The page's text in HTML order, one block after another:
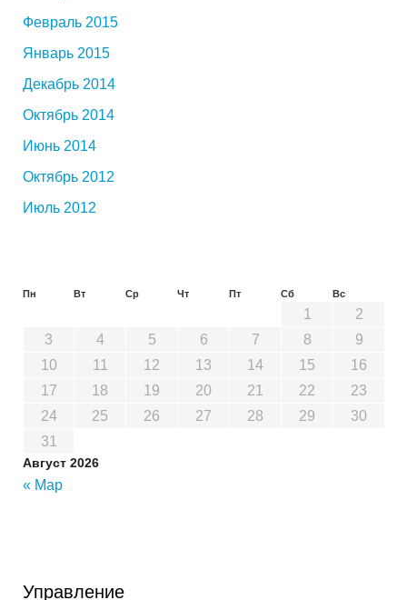
Февраль 2015
Январь 2015
Декабрь 2014
Октябрь 2014
Июнь 2014
Октябрь 2012
Июль 2012
Август 2026
Пн Вт Ср Чт Пт Сб Вс
1
2
3
4 5 6 7 8
9
10
11 12 13 14 15
16
17
18 19 20 21 22
23
24
25 26 27 28 29
30
31
« Мар
Управление